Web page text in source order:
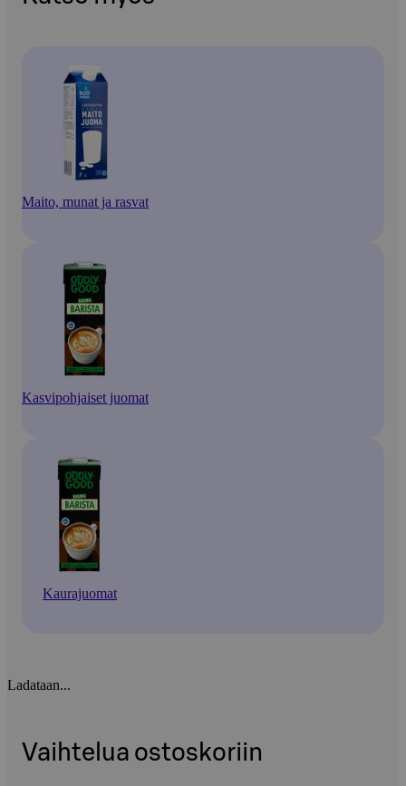
Maito, munat ja rasvat
Kasvipohjaiset juomat
Kaurajuomat
Ladataan...
Vaihtelua ostoskoriin